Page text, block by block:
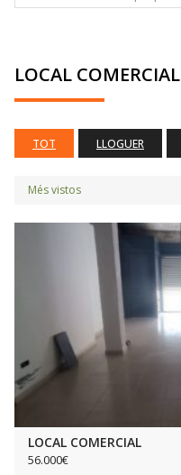
LOCAL COMERCIAL
TOT LLOGUER
Més vistos
LOCAL COMERCIAL
56.000€